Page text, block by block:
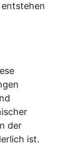
der
ist.